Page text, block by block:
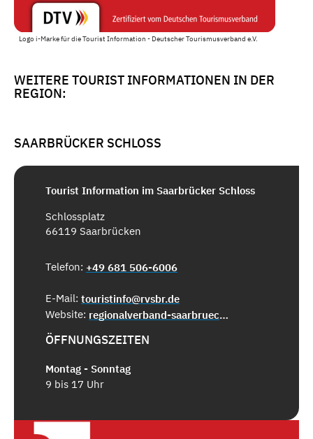
Logo i-Marke für die Tourist Information - Deutscher Tourismusverband e.V.
WEITERE TOURIST INFORMATIONEN IN DER
REGION:
SAARBRÜCKER SCHLOSS
Tourist Information im Saarbrücker Schloss
Schlossplatz
66119 Saarbrücken
Telefon: +49 681 506-6006
E-Mail: touristinfo@rvsbr.de
Website:
regionalverband-saarbruecken.de
ÖFFNUNGSZEITEN
Montag - Sonntag
9 bis 17 Uhr